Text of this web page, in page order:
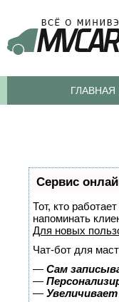
ГЛАВНАЯ
Сервис
Тот, кто
напоминать
Для новых
Чат-бот для
— Сам
—
—